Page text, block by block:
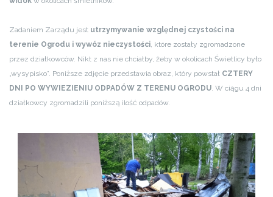
Zadaniem Zarządu jest utrzymywanie względnej czystości na
terenie Ogrodu i wywóz nieczystości , które zostały zgromadzone
przez działkowców. Nikt z nas nie chciałby, żeby w okolicach Świetlicy było
„wysypisko”. Poniższe zdjęcie przedstawia obraz, który powstał CZTERY
DNI PO WYWIEZIENIU ODPADÓW Z TERENU OGRODU . W ciągu 4 dni
działkowcy zgromadzili poniższą ilość odpadów.